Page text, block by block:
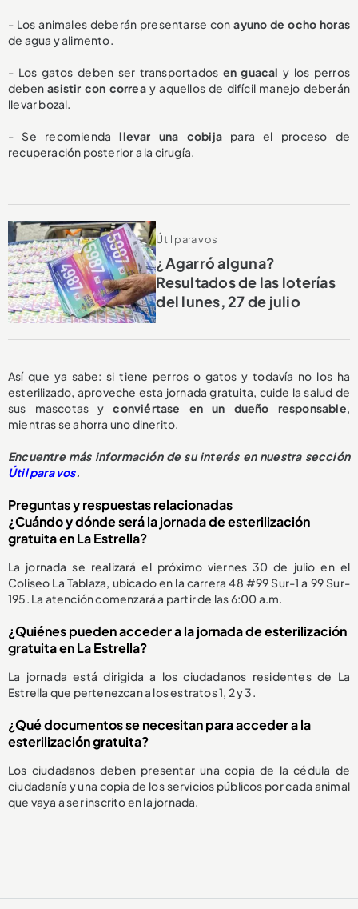
- Los animales deberán presentarse conayuno de ocho horas
de agua y alimento.
- Los gatos deben ser transportados en guacal y los perros
debenasistir con correay aquellos de difícil manejo deberán
llevar bozal.
- Se recomienda llevar una cobija para el proceso de
recuperación posterior a la cirugía.
Útil para vos
¿Agarró alguna?
Resultados de las loterías
del lunes, 27 de julio
Así que ya sabe: si tiene perros o gatos y todavía no los ha
esterilizado, aproveche esta jornada gratuita, cuide la salud de
sus mascotas yconviértase en un dueño responsable,
mientras se ahorra uno dinerito.
Encuentre más información de su interés en nuestra sección
Útil para vos.
Preguntas y respuestas relacionadas
¿Cuándo y dónde será la jornada de esterilización
gratuita en La Estrella?
La jornada se realizará el próximo viernes 30 de julio en el
Coliseo La Tablaza, ubicado en la carrera 48 #99 Sur-1 a 99 Sur-
195. La atención comenzará a partir de las 6:00 a.m.
¿Quiénes pueden acceder a la jornada de esterilización
gratuita en La Estrella?
La jornada está dirigida a los ciudadanos residentes de La
Estrella que pertenezcan a los estratos 1, 2 y 3.
¿Qué documentos se necesitan para acceder a la
esterilización gratuita?
Los ciudadanos deben presentar una copia de la cédula de
ciudadanía y una copia de los servicios públicos por cada animal
que vaya a ser inscrito en la jornada.